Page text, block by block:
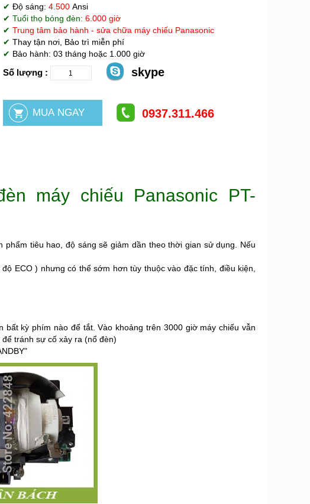
✔ Độ sáng: 4.500Ansi
✔ Tuổi thọ bóng đèn: 6.000 giờ
✔ Trung tâm bảo hành - sửa chữa máy chiếu Panasonic
✔ Thay tận nơi, Bảo trì miễn phí
✔ Bảo hành: 03 tháng hoặc 1.000 giờ
Số lượng : skype
0937.311.466
máy chiếu Panasonic PT-
phẩm tiêu hao, độ sáng sẽ giảm dần theo thời gian sử dụng. Nếu
ECO ) nhưng có thể sớm hơn tùy thuộc vào đặc tính, điều kiện,
kỳ phím nào để tắt. Vào khoảng trên 3000 giờ máy chiếu vẫn
tránh sự cố xảy ra (nổ đèn)